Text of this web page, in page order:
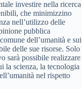
investire nella ricerca
che minimizzino
nell’utilizzo delle
pubblica
dell’umanità e sui
delle sue risorse. Solo
sarà possibile realizzare
la scienza, la tecnologia
nel rispetto